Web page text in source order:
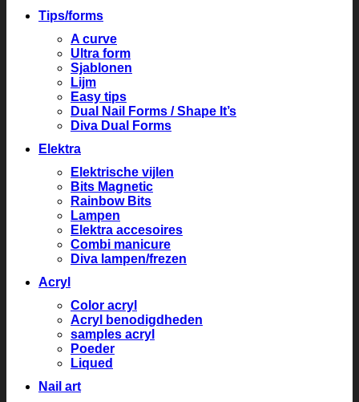
Tips/forms
A curve
Ultra form
Sjablonen
Lijm
Easy tips
Dual Nail Forms / Shape It’s
Diva Dual Forms
Elektra
Elektrische vijlen
Bits Magnetic
Rainbow Bits
Lampen
Elektra accesoires
Combi manicure
Diva lampen/frezen
Acryl
Color acryl
Acryl benodigdheden
samples acryl
Poeder
Liqued
Nail art